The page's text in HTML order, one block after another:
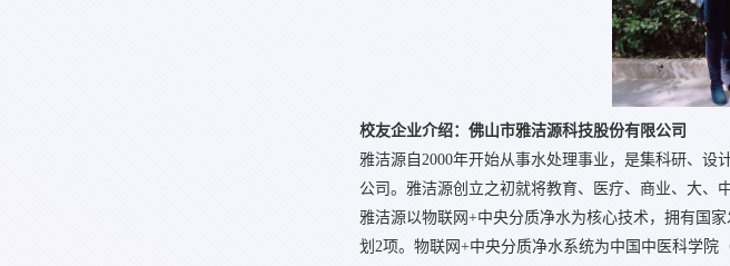
校友企业介绍：佛山市雅洁源科技股份有限公司
雅洁源自2000年开始从事水处理事业，是集科研、
公司。雅洁源创立之初就将教育、医疗、商业、大、
雅洁源以物联网+中央分质净水为核心技术，拥有国
划2项。物联网+中央分质净水系统为中国中医科学